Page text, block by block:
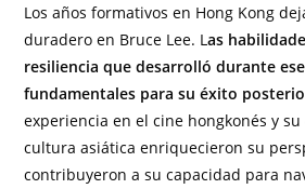
Los años formativos en Hong Kong
duradero en Bruce Lee. Las
resiliencia que desarrolló durante
fundamentales para su éxito
experiencia en el cine hongkonés y
cultura asiática enriquecieron su
contribuyeron a su capacidad para